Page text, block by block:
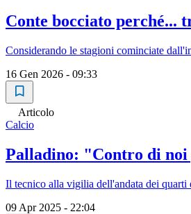
Conte bocciato perché...
Considerando le stagioni cominciate
16 Gen 2026 - 09:33
Articolo
Calcio
Palladino: "Contro di noi
Il tecnico alla vigilia dell'andata dei quarti
09 Apr 2025 - 22:04